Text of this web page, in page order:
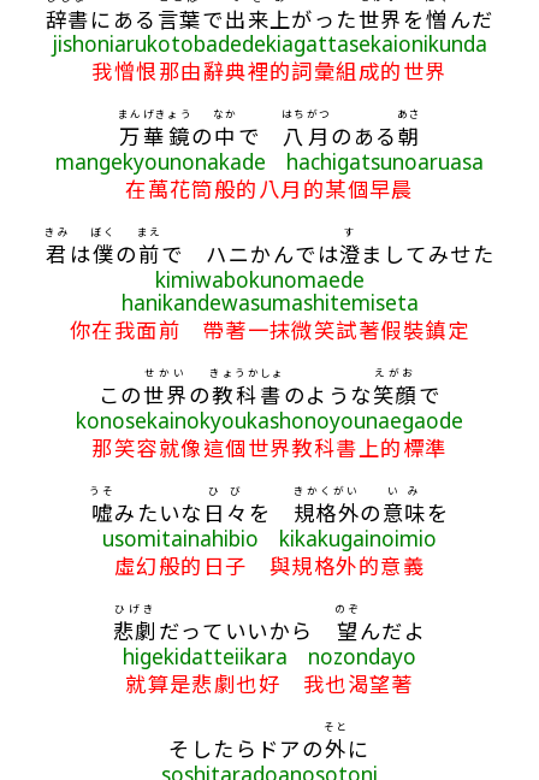
辞書にある 言葉で出来 上がった世界を憎んだ
jishoniarukotobadedekiagattasekaionikunda
我憎恨那由辭典裡的詞彙組成的世界
万華鏡
まんげきょう
の中
なか
で 八
はち
月
がつ
のある朝
あさ
mangekyounonakade hachigatsunoaruasa
在萬花筒般的八月的某個早晨
君
きみ
は僕
ぼく
の前
まえ
で ハニかんでは澄
す
ましてみせた
kimiwabokunomaede
hanikandewasumashitemiseta
你在我面前 帶著一抹微笑試著假裝鎮定
この世界
せかい
の教科書
きょうかしょ
のような笑顔
えがお
で
konosekainokyoukashonoyounaegaode
那笑容就像這個世界教科書上的標準
嘘
うそ
みたいな 日々
ひび
を 規格外
きかくがい
の意味
いみ
を
usomitainahibio kikakugainoimio
虛幻般的日子 與規格外的意義
悲劇
ひげき
だっていいから 望
のぞ
んだよ
higekidatteiikara nozondayo
就算是悲劇也好 我也渴望著
そしたらドアの外
そと
に
soshitaradoanosotoni